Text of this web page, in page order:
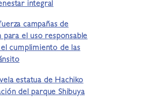
integral
campañas de
para el uso responsable
cumplimiento de las
estatua de Hachiko
del parque Shibuya